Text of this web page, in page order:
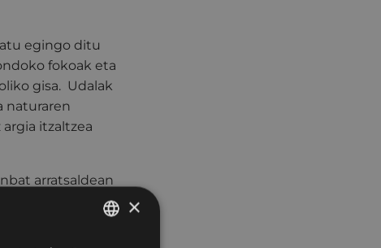
egingo ditu
fokoak eta
gisa. Udalak
naturaren
itzaltzea
arratsaldean
beste behin ere
gaituela, baita
eta
×